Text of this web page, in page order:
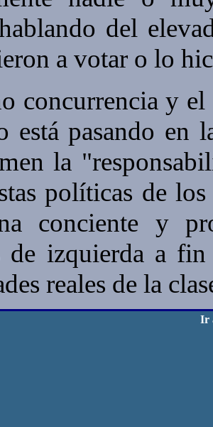
del
a votar o lo
y el
está pasando en
la
políticas de
conciente y
de izquierda a
reales de la
Ir